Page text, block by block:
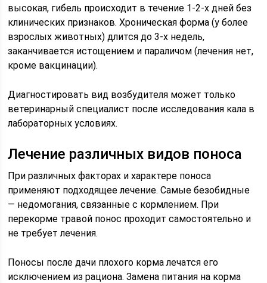
высокая, гибель происходит в течение 1-2-х дней без
клинических признаков. Хроническая форма (у более
взрослых животных) длится до 3-х недель,
заканчивается истощением и параличом (лечения нет,
кроме вакцинации).
Диагностировать вид возбудителя может только
ветеринарный специалист после исследования кала в
лабораторных условиях.
Лечение различных видов поноса
При различных факторах и характере поноса
применяют подходящее лечение. Самые безобидные
— недомогания, связанные с кормлением. При
перекорме травой понос проходит самостоятельно и
не требует лечения.
Поносы после дачи плохого корма лечатся его
исключением из рациона. Замена питания на корма